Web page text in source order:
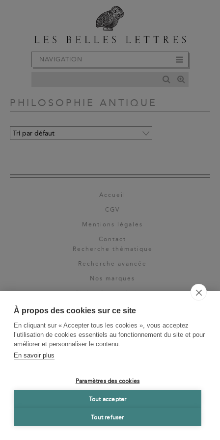
À propos des cookies sur ce site
En cliquant sur « Accepter tous les cookies », vous acceptez
l’utilisation de cookies essentiels au fonctionnement du site et pour
améliorer et personnaliser le contenu.
En savoir plus
Paramètres des cookies
Tout accepter
Tout refuser
NAVIGATION
PHILOSOPHIE ANTIQUE
Accueil
CGV
Mentions légales
Contact
Recherche thématique
Recherche avancée
Nos marques
Rights & permissions
La Vie des Classiques
Le Blog